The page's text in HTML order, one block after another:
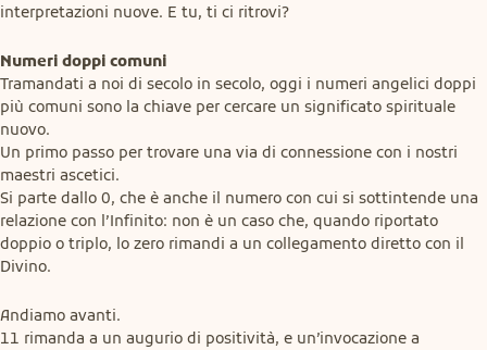
interpretazioni nuove. E tu, ti ci ritrovi?
Numeri doppi comuni
Tramandati a noi di secolo in secolo, oggi i numeri angelici doppi
più comuni sono la chiave per cercare un significato spirituale
nuovo.
Un primo passo per trovare una via di connessione con i nostri
maestri ascetici.
Si parte dallo 0, che è anche il numero con cui si sottintende una
relazione con l’Infinito: non è un caso che, quando riportato
doppio o triplo, lo zero rimandi a un collegamento diretto con il
Divino.
Andiamo avanti.
11 rimanda a un augurio di positività, e un’invocazione a